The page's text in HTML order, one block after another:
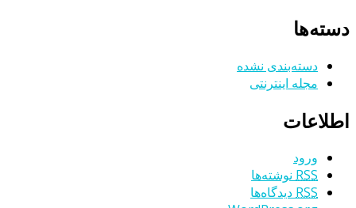
دسته‌ها
دسته‌بندی نشده
مجله اینترنتی
اطلاعات
ورود
RSS نوشته‌ها
RSSدیدگاه‌ها